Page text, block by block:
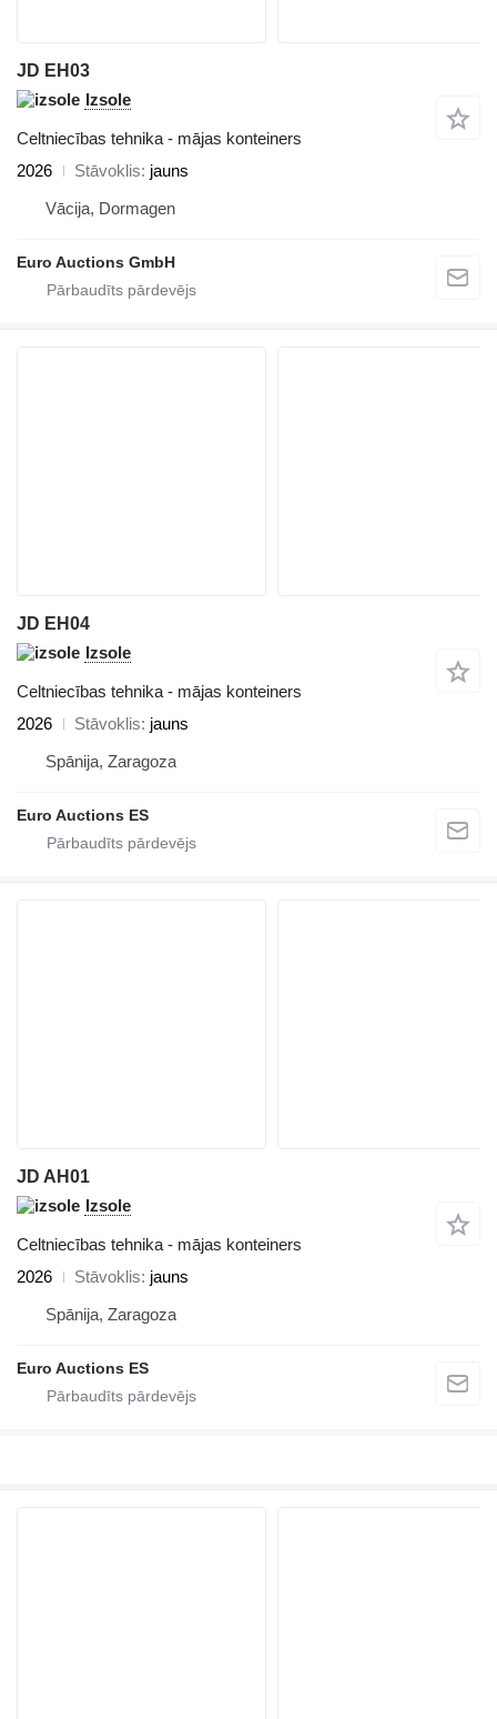
JD EH03
Izsole
Celtniecības tehnika - mājas konteiners
2026
Stāvoklis jauns
Vācija, Dormagen
Euro Auctions GmbH
JD EH04
Izsole
Celtniecības tehnika - mājas konteiners
2026
Stāvoklis jauns
Spānija, Zaragoza
Euro Auctions ES
JD AH01
Izsole
Celtniecības tehnika - mājas konteiners
2026
Stāvoklis jauns
Spānija, Zaragoza
Euro Auctions ES